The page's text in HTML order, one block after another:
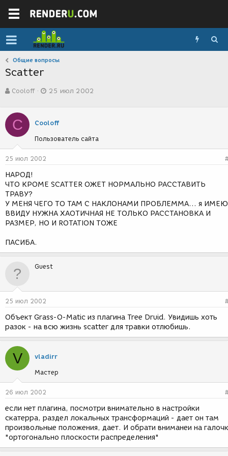
Общие вопросы
Scatter
в
о
р
т
е
м
ы
Cooloff
а
с
з
д
я
25 июл 2002
C Cooloff
Пользователь сайта
25 июл 2002
HАРОД!
ЧТО КРОМЕ SCATTER ОЖЕТ НОРМАЛЬНО РАССТАВИТЬ
ТРАВУ?
У МЕНЯ ЧЕГО ТО ТАМ С НАКЛОНАМИ ПРОБЛЕММА... я ИМЕЮ
ВВИДУ НУЖНА ХАОТИЧНАЯ НЕ ТОЛЬКО РАССТАНОВКА И
РАЗМЕР, НО И ROTATION ТОЖЕ
ПАСИБА.
Guest
25 июл 2002
Объект Grass-O-Matic из плагина Tree Druid. Увидишь хоть
разок - на всю жизнь scatter для травки отлюбишь.
V vladirr
Мастер
26 июл 2002
если нет плагина, посмотри внимательно в настройки
скатерра, раздел локальных трансформаций - дает он там
произвольные положения, дает. И обрати вниманеи на
"ортогонально плоскости распределения"